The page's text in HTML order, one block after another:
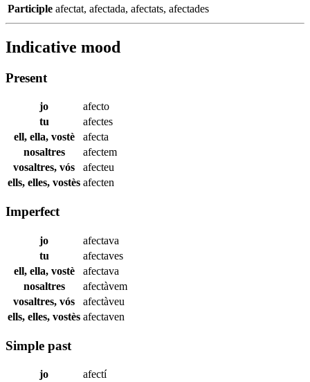
Participle afectat, afectada, afectats, afectades
Indicative mood
Present
jo
afecto
tu
afectes
ell, ella, vostè
afecta
nosaltres
afectem
vosaltres, vós
afecteu
ells, elles, vostès afecten
Imperfect
jo
afectava
tu
afectaves
ell, ella, vostè
afectava
nosaltres
afectàvem
vosaltres, vós
afectàveu
ells, elles, vostès afectaven
Simple past
jo
afectí